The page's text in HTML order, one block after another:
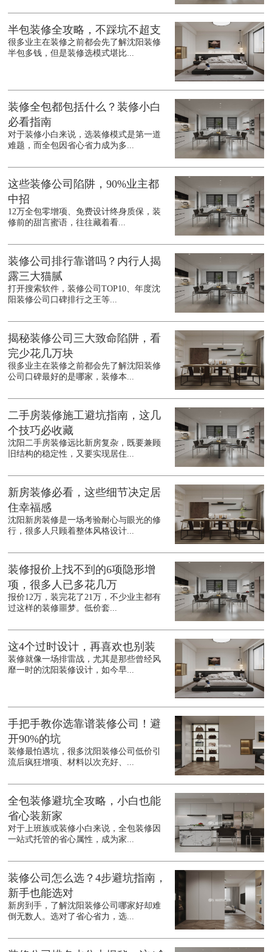
半包装修全攻略，不踩坑不超支
很多业主在装修之前都会先了解沈阳装修
半包多钱，但是装修选模式堪比...
装修全包都包括什么？装修小白
必看指南
对于装修小白来说，选装修模式是第一道
难题，而全包因省心省力成为多...
这些装修公司陷阱，90%业主都
中招
12万全包零增项、免费设计终身质保，装
修前的甜言蜜语，往往藏着看...
装修公司排行靠谱吗？内行人揭
露三大猫腻
打开搜索软件，装修公司TOP10、年度沈
阳装修公司口碑排行之王等...
揭秘装修公司三大致命陷阱，看
完少花几万块
很多业主在装修之前都会先了解沈阳装修
公司口碑最好的是哪家，装修本...
二手房装修施工避坑指南，这几
个技巧必收藏
沈阳二手房装修远比新房复杂，既要兼顾
旧结构的稳定性，又要实现居住...
新房装修必看，这些细节决定居
住幸福感
沈阳新房装修是一场考验耐心与眼光的修
行，很多人只顾着整体风格设计...
装修报价上找不到的6项隐形增
项，很多人已多花几万
报价12万，装完花了21万，不少业主都有
过这样的装修噩梦。低价套...
这4个过时设计，再喜欢也别装
装修就像一场排雷战，尤其是那些曾经风
靡一时的沈阳装修设计，如今早...
手把手教你选靠谱装修公司！避
开90%的坑
装修最怕遇坑，很多沈阳装修公司低价引
流后疯狂增项、材料以次充好、...
全包装修避坑全攻略，小白也能
省心装新家
对于上班族或装修小白来说，全包装修因
一站式托管的省心属性，成为家...
装修公司怎么选？4步避坑指南，
新手也能选对
新房到手，了解沈阳装修公司哪家好却难
倒无数人。选对了省心省力，选...